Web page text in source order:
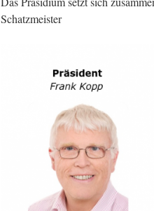
Schatzmeister